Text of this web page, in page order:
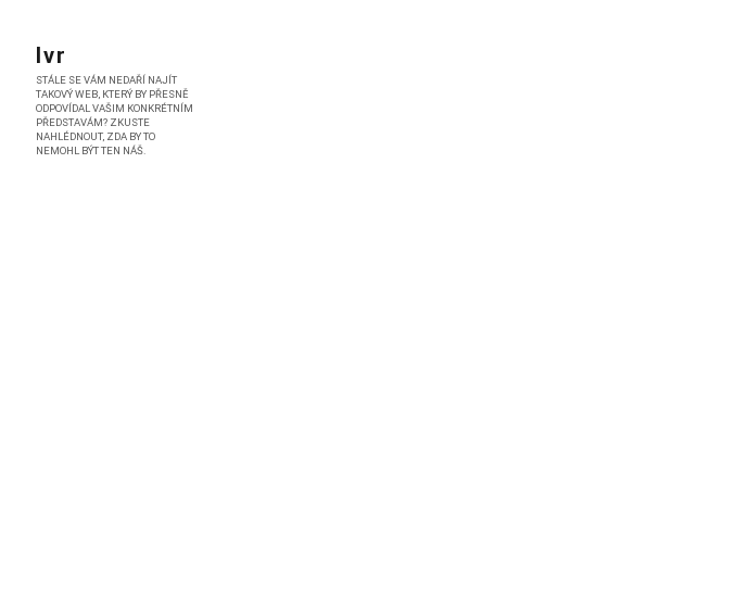
contentIvr
STÁLE SE VÁM NEDAŘÍ NAJÍT
TAKOVÝ WEB, KTERÝ BY PŘESNĚ
ODPOVÍDAL VAŠIM KONKRÉTNÍM
PŘEDSTAVÁM? ZKUSTE
NAHLÉDNOUT, ZDA BY TO
NEMOHL BÝT TEN NÁŠ.